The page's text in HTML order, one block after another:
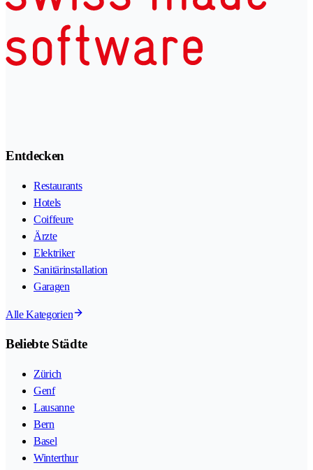
Entdecken
Restaurants
Hotels
Coiffeure
Ärzte
Elektriker
Sanitärinstallation
Garagen
Alle Kategorien
Beliebte Städte
Zürich
Genf
Lausanne
Bern
Basel
Winterthur